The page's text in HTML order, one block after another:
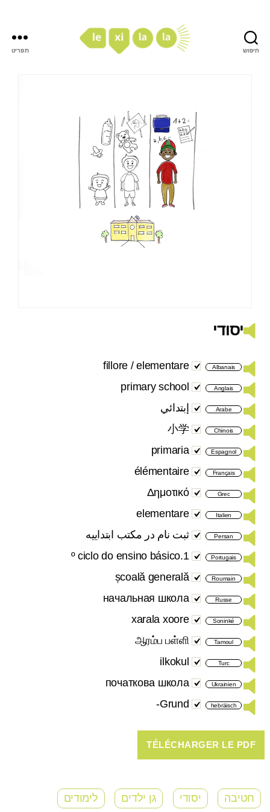
חיפוש תפריט
יסודי
Albanais
fillore / elementare
Anglais
primary school
Arabe إبتدائي
Chinois
小学
Espagnol
primaria
Français
élémentaire
Grec
Δημοτικό
Italien
elementare
Persan ثبت نام در مکتب ابتداییه
Portugais
1.º ciclo do ensino básico
Roumain
școală generală
Russe
начальная школа
Soninké
xarala xoore
Tamoul
ஆரம்ப பள்ளி
Turc
ilkokul
Ukrainien
початкова школа
hebräisch
Grund-
חטיבה יסודי גן ילדים לימודים